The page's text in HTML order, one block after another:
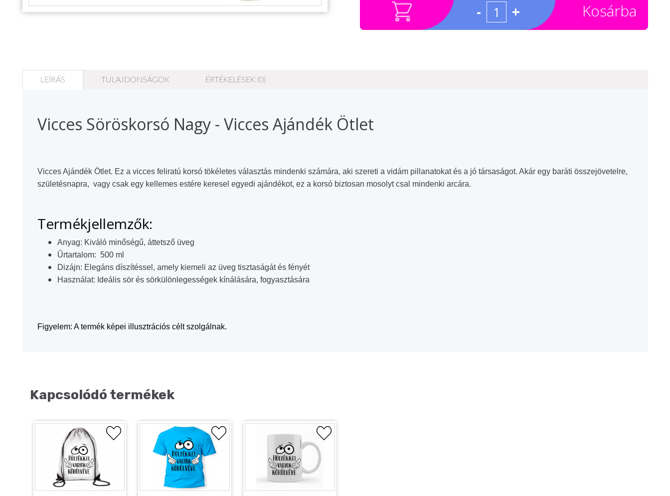
Sport/Hobbi szerint - + Kosárba
LEÍRÁS TULAJDONSÁGOK ÉRTÉKELÉSEK (0)
Vicces Söröskorsó Nagy - Vicces Ajándék Ötlet
Vicces Ajándék Ötlet. Ez a vicces feliratú korsó tökéletes választás mindenki számára, aki szereti a vidám pillanatokat és a jó társaságot. Akár egy baráti összejövetelre,
születésnapra, vagy csak egy kellemes estére keresel egyedi ajándékot, ez a korsó biztosan mosolyt csal mindenki arcára.
Termékjellemzők:
Anyag: Kiváló minőségű, áttetsző üveg
Űrtartalom: 500 ml
Dizájn: Elegáns díszítéssel, amely kiemeli az üveg tisztaságát és fényét
Használat: Ideális sör és sörkülönlegességek kínálására, fogyasztására
Figyelem: A termék képei illusztrációs célt szolgálnak.
Kapcsolódó termékek